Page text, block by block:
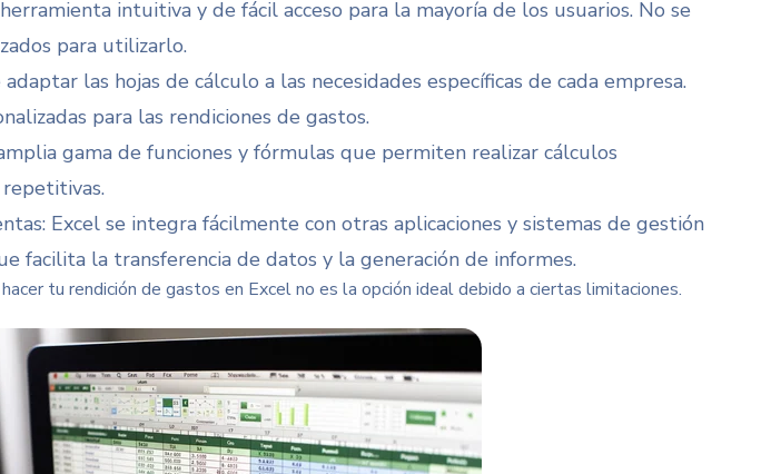
intuitiva y de fácil acceso para la mayoría de los usuarios. No se
para utilizarlo.
las hojas de cálculo a las necesidades específicas de cada empresa.
para las rendiciones de gastos.
gama de funciones y fórmulas que permiten realizar cálculos
Excel se integra fácilmente con otras aplicaciones y sistemas de gestión
facilita la transferencia de datos y la generación de informes.
tu rendición de gastos en Excel no es la opción ideal debido a ciertas limitaciones.